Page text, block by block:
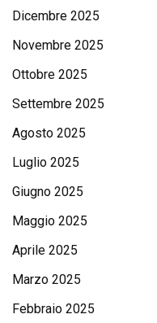
Dicembre 2025
Novembre 2025
Ottobre 2025
Settembre 2025
Agosto 2025
Luglio 2025
Giugno 2025
Maggio 2025
Aprile 2025
Marzo 2025
Febbraio 2025